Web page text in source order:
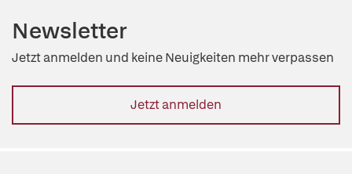
Newsletter
Jetzt anmelden und keine Neuigkeiten mehr verpassen
Jetzt anmelden